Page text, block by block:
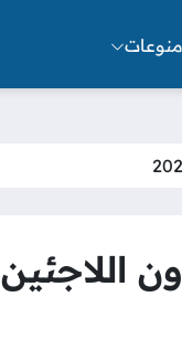
منوعات
1446 / 2025